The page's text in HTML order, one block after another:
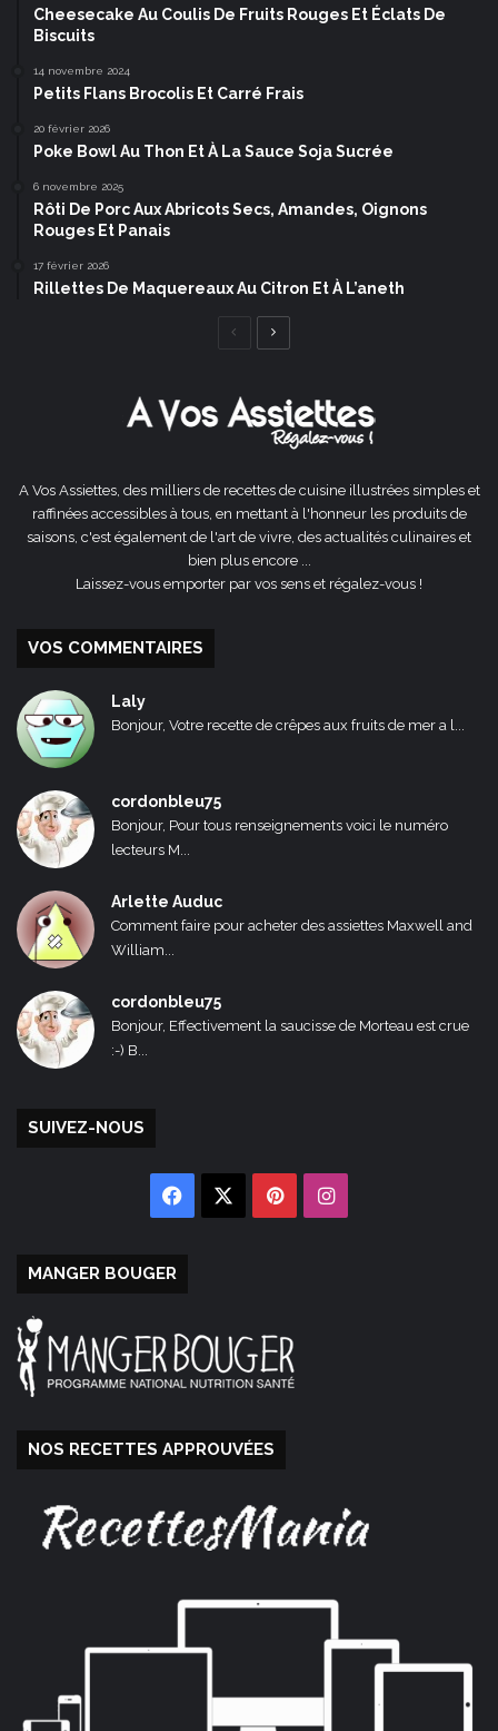
Cheesecake Au Coulis De Fruits Rouges Et Éclats De
Biscuits
14 novembre 2024
Petits Flans Brocolis Et Carré Frais
20 février 2026
Poke Bowl Au Thon Et À La Sauce Soja Sucrée
6 novembre 2025
Rôti De Porc Aux Abricots Secs, Amandes, Oignons
Rouges Et Panais
17 février 2026
Rillettes De Maquereaux Au Citron Et À L’aneth
Page
A Vos Assiettes, des milliers de recettes de cuisine illustrées simples et
raffinées accessibles à tous, en mettant à l'honneur les produits de
saisons, c'est également de l'art de vivre, des actualités culinaires et
bien plus encore ...
Laissez-vous emporter par vos sens et régalez-vous !
VOS COMMENTAIRES
Laly
Bonjour, Votre recette de crêpes aux fruits de mer a l...
cordonbleu75
Bonjour, Pour tous renseignements voici le numéro
lecteurs M...
Arlette Auduc
Comment faire pour acheter des assiettes Maxwell and
William...
cordonbleu75
Bonjour, Effectivement la saucisse de Morteau est crue
:-) B...
SUIVEZ-NOUS
Facebook PinterestInstagram
MANGER BOUGER
NOS RECETTES APPROUVÉES